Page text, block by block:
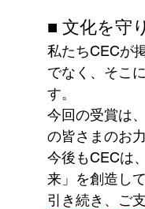
■ 文化を守
私たちCECが
でなく、そこ
す。
今回の受賞は
の皆さまのお
今後もCECは
来」を創造し
引き続き、ご